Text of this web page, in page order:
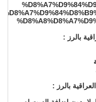
بالرز :
بالرز :